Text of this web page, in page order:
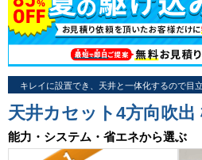
キレイに設置でき、天井と一体化するので目
天井カセット4方向吹出
能力・システム・省エネから選ぶ